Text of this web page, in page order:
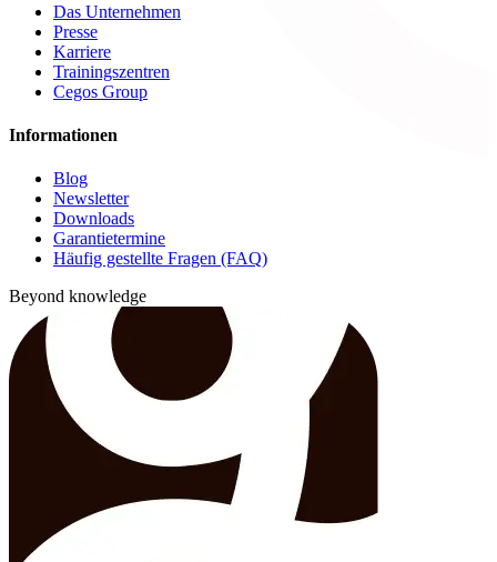
Das Unternehmen
Presse
Karriere
Trainingszentren
Cegos Group
Informationen
Blog
Newsletter
Downloads
Garantietermine
Häufig gestellte Fragen (FAQ)
Beyond knowledge